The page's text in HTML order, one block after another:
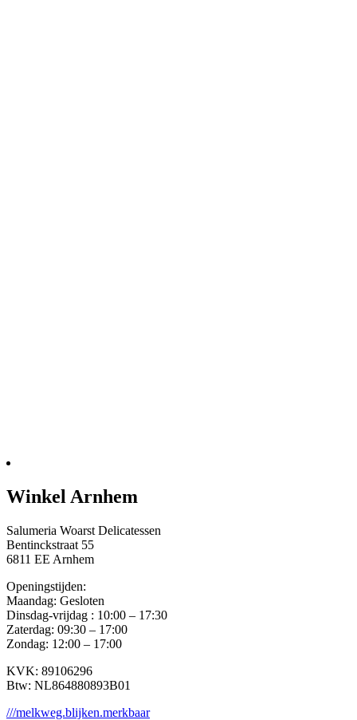
Winkel Arnhem
Salumeria Woarst Delicatessen
Bentinckstraat 55
6811 EE Arnhem
Openingstijden:
Maandag: Gesloten
Dinsdag-vrijdag : 10:00 – 17:30
Zaterdag: 09:30 – 17:00
Zondag: 12:00 – 17:00
KVK: 89106296
Btw: NL864880893B01
///melkweg.blijken.merkbaar